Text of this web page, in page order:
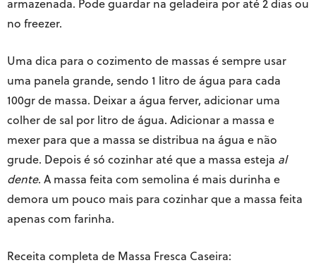
no freezer.
Uma dica para o cozimento de massas é sempre usar
uma panela grande, sendo 1 litro de água para cada
100gr de massa. Deixar a água ferver, adicionar uma
colher de sal por litro de água. Adicionar a massa e
mexer para que a massa se distribua na água e não
grude. Depois é só cozinhar até que a massa esteja al
dente. A massa feita com semolina é mais durinha e
demora um pouco mais para cozinhar que a massa feita
apenas com farinha.
Receita completa de Massa Fresca Caseira: